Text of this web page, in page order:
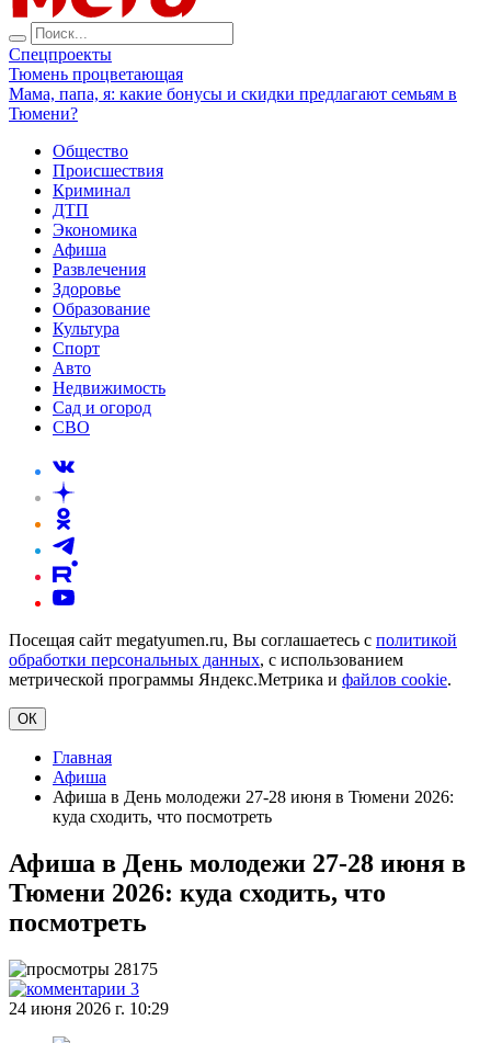
Спецпроекты
Тюмень процветающая
Мама, папа, я: какие бонусы и скидки предлагают семьям в
Тюмени?
Общество
Происшествия
Криминал
ДТП
Экономика
Афиша
Развлечения
Здоровье
Образование
Культура
Спорт
Авто
Недвижимость
Сад и огород
СВО
Посещая сайт megatyumen.ru, Вы соглашаетесь с политикой
обработки персональных данных, с использованием
метрической программы Яндекс.Метрика и файлов cookie.
ОК
Главная
Афиша
Афиша в День молодежи 27-28 июня в Тюмени 2026:
куда сходить, что посмотреть
Афиша в День молодежи 27-28 июня в
Тюмени 2026: куда сходить, что
посмотреть
28175
3
24 июня 2026 г. 10:29